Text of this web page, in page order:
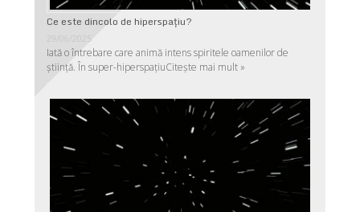
Ce este dincolo de hiperspaţiu?
29/06/2025
Iată o întrebare care animă intens spiritele oamenilor de
ştiinţă. În super-hiperspaţiuCitește mai mult »